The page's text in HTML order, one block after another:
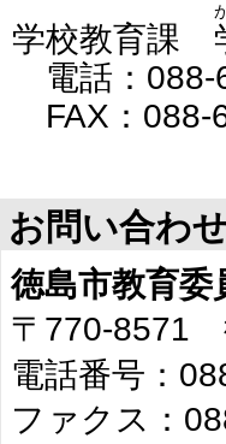
学校教育課
電話：088-
FAX：088-
お問い合わ
徳島市教育
〒770-8571
電話番号：
ファクス：